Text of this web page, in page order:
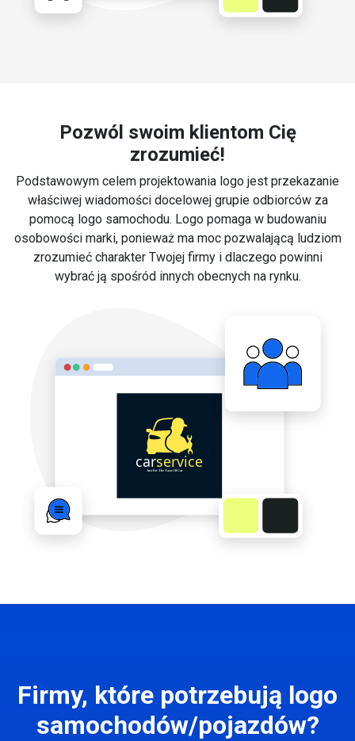
Pozwól swoim klientom Cię
zrozumieć!
Podstawowym celem projektowania logo jest przekazanie
właściwej wiadomości docelowej grupie odbiorców za
pomocą logo samochodu. Logo pomaga w budowaniu
osobowości marki, ponieważ ma moc pozwalającą ludziom
zrozumieć charakter Twojej firmy i dlaczego powinni
wybrać ją spośród innych obecnych na rynku.
Firmy, które potrzebują logo
samochodów/pojazdów?